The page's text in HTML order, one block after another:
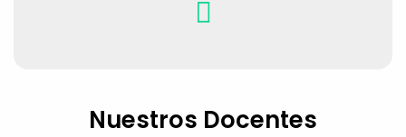
Nuestros Docentes